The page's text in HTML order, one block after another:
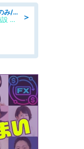
＞
「介護事務」資格必須/正職員/日勤のみ/介護老人保健施設
医療法人社団幸紀会/介護老人保健施設 グリーンビラ安江